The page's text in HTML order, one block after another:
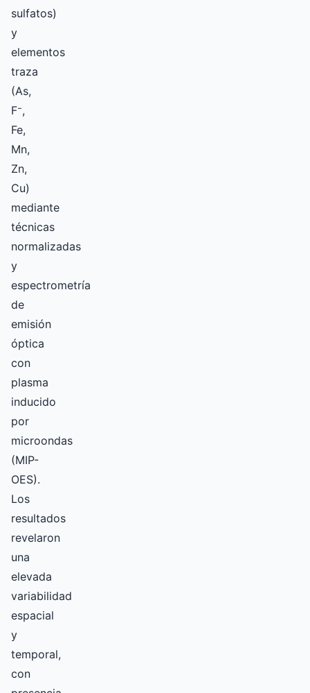
sulfatos)
y
elementos
traza
(As,
F⁻,
Fe,
Mn,
Zn,
Cu)
mediante
técnicas
normalizadas
y
espectrometría
de
emisión
óptica
con
plasma
inducido
por
microondas
(MIP-
OES).
Los
resultados
revelaron
una
elevada
variabilidad
espacial
y
temporal,
con